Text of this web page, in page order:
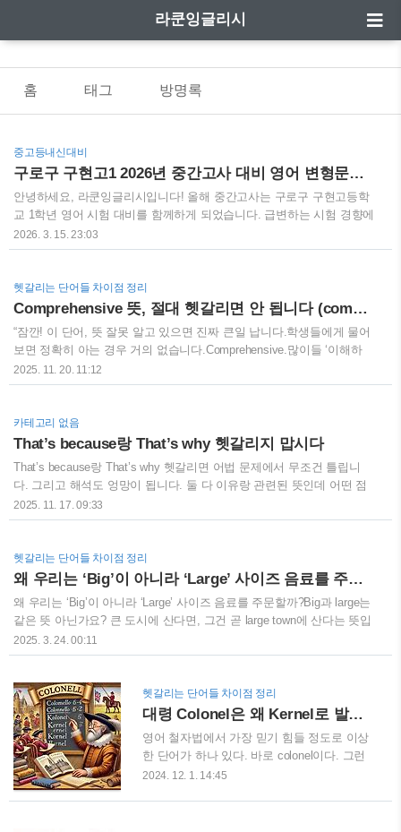
라쿤잉글리시
홈 태그 방명록
중고등내신대비
구로구 구현고1 2026년 중간고사 대비 영어 변형문제-1
안녕하세요, 라쿤잉글리시입니다! 올해 중간고사는 구로구 구현고등학
교 1학년 영어 시험 대비를 함께하게 되었습니다. 급변하는 시험 경향에
맞춰, 2024년과 2025년 최신 기출 유형을 완벽하게 분석하여 가장 유사
한 형태의 변형 문제를 제작했습니다. 구현고 영어 시험은 까다로운 유
렇습니다.영영풀이의 정교함: 지문 내에서 영영풀이에 해당하는 단어를
정확히 찾아내는 능력 필요서술형 킬러 문항: 마지막 문제로 출제되는
린 것을 고르는 수준을 넘어, 틀린 개수까지 정확히 맞춰야 하는 고난도
문항학생들이 실전에서 당황하지 않도록, 이번 대비 자료에는 수업 자
료와 더불어 직접..
2026. 3. 15. 23:03
헷갈리는 단어들 차이점 정리
Comprehensive 뜻, 절대 헷갈리면 안 됩니다 (comprehensive vs comprehensible)
“잠깐! 이 단어, 뜻 잘못 알고 있으면 진짜 큰일 납니다.학생들에게 물어
보면 정확히 아는 경우 거의 없습니다.Comprehensive.많이들 ‘이해하
다’에서 나온 형용사라고 알고 계시죠?근데 아닙니다. 원래 동사
comprehend 자체가 뜻이 두 가지예요.하나는 ‘포괄하다’, 다른 하나는
다’에서 파생된 형용사가바로 comprehensive,뜻은 ‘포괄적인’, ‘전반적
인’, ‘전체적인’입니다. 예를 들어,a comprehensive report → 포괄적인
‘이해하다’에서 파생된 형용사는 뭘까요?그게 바로 comprehensible,뜻
은 ‘이해할 수 ..
2025. 11. 20. 11:12
카테고리 없음
That’s because랑 That’s why 헷갈리지 맙시다
That’s because랑 That’s why 헷갈리면 어법 문제에서 무조건 틀립니
다. 그리고 해석도 엉망이 됩니다. 둘 다 이유랑 관련된 뜻인데 어떤 점
이 다른지 확실하게 알려 드릴게요. That’s because와 That’s why는 아
주 큰 차이점이 있습니다. That’s because는 뒤에 원인이 나오고요.
앞문장에는 결과가 나오고 That’s why 이 문장 앞문장에는 원인이 나오
겠죠. 그래서 독해지문에서는 이렇게 생각하면 아주 간단합니다. That’s
Therfore로 해석하고 쉽게 넘어가면 됩니다. I ..
2025. 11. 17. 09:33
헷갈리는 단어들 차이점 정리
왜 우리는 ‘Big’이 아니라 ‘Large’ 사이즈 음료를 주문할까?
왜 우리는 ‘Big’이 아니라 ‘Large’ 사이즈 음료를 주문할까?Big과 large는
같은 뜻 아닌가요? 큰 도시에 산다면, 그건 곧 large town에 산다는 뜻입
니다. 큰 공장은 a large factory이고, 가장 큰 클립 상자는 the largest
box of paper clips입니다. 하지만 big과 large는 서로 바꾸어 쓸 수 없는
면 어감이나 의미가 달라질 수 있습니다. 예를 들어, large는 문장을 더
격식 있고 딱딱하게 만들 수 있습니다. “Look at that large doggie!”나 “I
have a large present for you!” 같은 문장은 어색하게 들릴 것입니다. 반
면, big..
2025. 3. 24. 00:11
헷갈리는 단어들 차이점 정리
대령 Colonel은 왜 Kernel로 발음될까?
영어 철자법에서 가장 믿기 힘들 정도로 이상
한 단어가 하나 있다. 바로 colonel이다. 그런
데 발음은 ‘kernel’. 대체 어디서 난데없이 이 ‘r’
2024. 12. 1. 14:45